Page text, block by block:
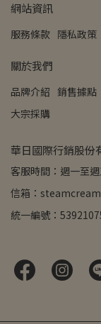
網站資訊
服務條款 隱私政策
關於我們
品牌介紹 銷售據點
大宗採購
華日國際行銷股份
客服時間：週一至
信箱：
統一編號：